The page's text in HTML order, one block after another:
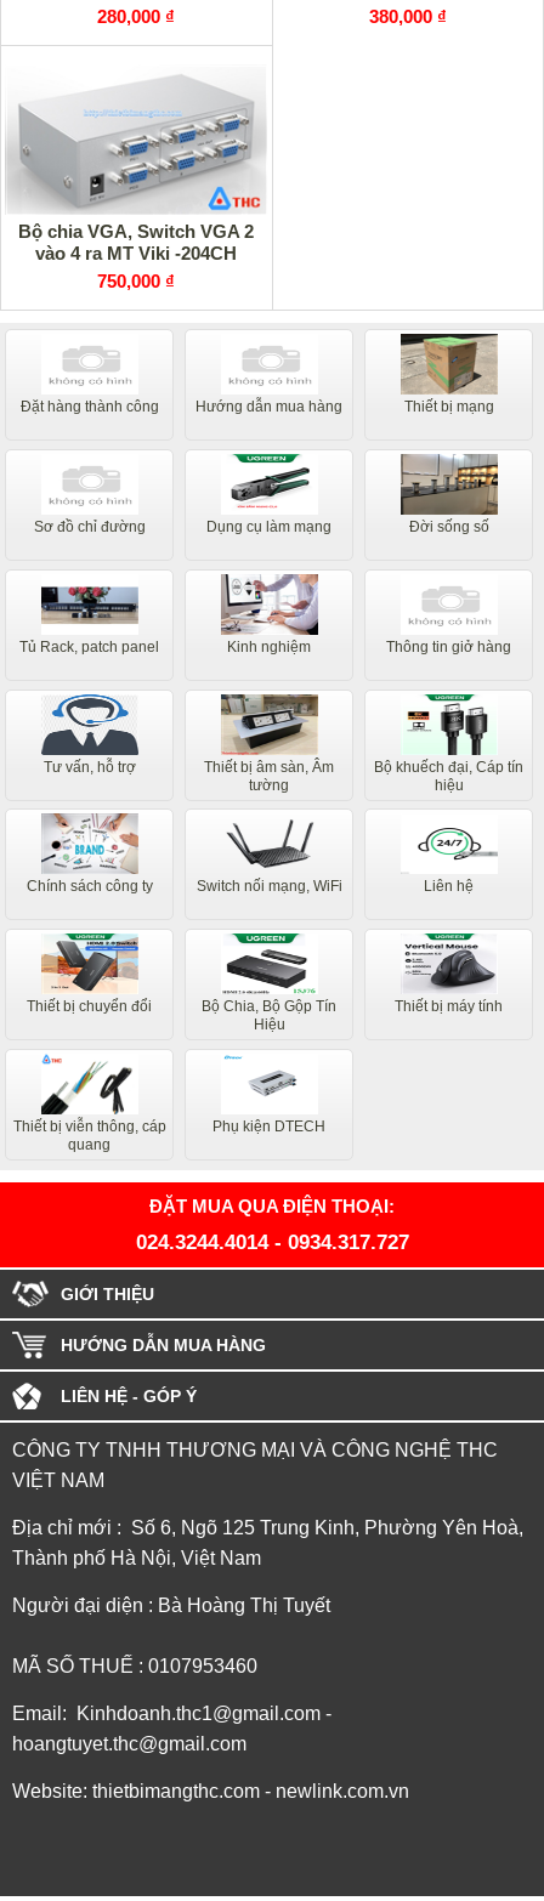
280,000 ₫
380,000 ₫
Bộ chia VGA, Switch VGA 2
vào 4 ra MT Viki -204CH
750,000 ₫
Đặt hàng thành công Hướng dẫn mua hàng Thiết bị mạng
Sơ đồ chỉ đường Dụng cụ làm mạng Đời sống số
Tủ Rack, patch panel Kinh nghiệm Thông tin giở hàng
Tư vấn, hỗ trợ
Thiết bị âm sàn, Âm
tường
Bộ khuếch đại, Cáp tín
hiệu
Chính sách công ty Switch nối mạng, WiFi Liên hệ
Thiết bị chuyển đổi
Bộ Chia, Bộ Gộp Tín
Hiệu
Thiết bị máy tính
Thiết bị viễn thông, cáp
quang
Phụ kiện DTECH
ĐẶT MUA QUA ĐIỆN THOẠI:
024.3244.4014- 0934.317.727
GIỚI THIỆU
HƯỚNG DẪN MUA HÀNG
LIÊN HỆ - GÓP Ý
CÔNG TY TNHH THƯƠNG MẠI VÀ CÔNG NGHỆ THC
VIỆT NAM
Địa chỉ mới : Số 6, Ngõ 125 Trung Kinh, Phường Yên Hoà,
Thành phố Hà Nội, Việt Nam
Người đại diện : Bà Hoàng Thị Tuyết
MÃ SỐ THUẾ : 0107953460
Email: Kinhdoanh.thc1@gmail.com -
hoangtuyet.thc@gmail.com
Website: thietbimangthc.com - newlink.com.vn